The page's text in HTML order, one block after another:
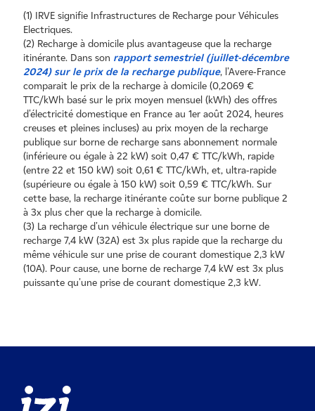
(1) IRVE signifie Infrastructures de Recharge pour Véhicules
Electriques.
(2) Recharge à domicile plus avantageuse que la recharge
itinérante. Dans son rapport semestriel (juillet-décembre
2024) sur le prix de la recharge publique, l'Avere-France
comparait le prix de la recharge à domicile (0,2069 €
TTC/kWh basé sur le prix moyen mensuel (kWh) des offres
d'électricité domestique en France au 1er août 2024, heures
creuses et pleines incluses) au prix moyen de la recharge
publique sur borne de recharge sans abonnement normale
(inférieure ou égale à 22 kW) soit 0,47 € TTC/kWh, rapide
(entre 22 et 150 kW) soit 0,61 € TTC/kWh, et, ultra-rapide
(supérieure ou égale à 150 kW) soit 0,59 € TTC/kWh. Sur
cette base, la recharge itinérante coûte sur borne publique 2
à 3x plus cher que la recharge à domicile.
(3) La recharge d'un véhicule électrique sur une borne de
recharge 7,4 kW (32A) est 3x plus rapide que la recharge du
même véhicule sur une prise de courant domestique 2,3 kW
(10A). Pour cause, une borne de recharge 7,4 kW est 3x plus
puissante qu'une prise de courant domestique 2,3 kW.